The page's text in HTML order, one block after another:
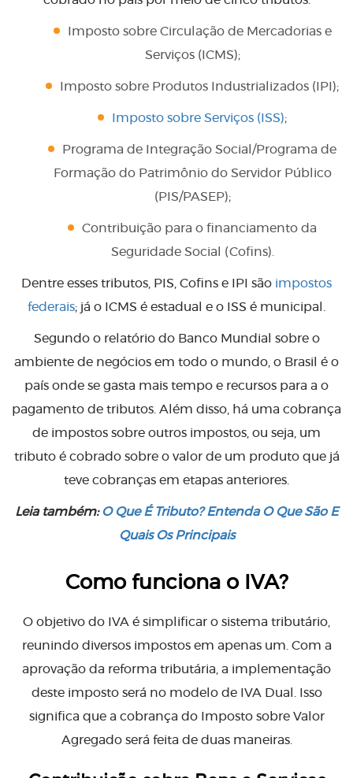
Imposto sobre Circulação de Mercadorias e
Serviços (ICMS);
Imposto sobre Produtos Industrializados (IPI);
Imposto sobre Serviços (ISS);
Programa de Integração Social/Programa de
Formação do Patrimônio do Servidor Público
(PIS/PASEP);
Contribuição para o financiamento da
Seguridade Social (Cofins).
Dentre esses tributos, PIS, Cofins e IPI são impostos
federais; já o ICMS é estadual e o ISS é municipal.
Segundo o relatório do Banco Mundial sobre o
ambiente de negócios em todo o mundo, o Brasil é o
país onde se gasta mais tempo e recursos para a o
pagamento de tributos. Além disso, há uma cobrança
de impostos sobre outros impostos, ou seja, um
tributo é cobrado sobre o valor de um produto que já
teve cobranças em etapas anteriores.
Leia também:O Que É Tributo? Entenda O Que São E
Quais Os Principais
Como funciona o IVA?
O objetivo do IVA é simplificar o sistema tributário,
reunindo diversos impostos em apenas um. Com a
aprovação da reforma tributária, a implementação
deste imposto será no modelo de IVA Dual. Isso
significa que a cobrança do Imposto sobre Valor
Agregado será feita de duas maneiras.